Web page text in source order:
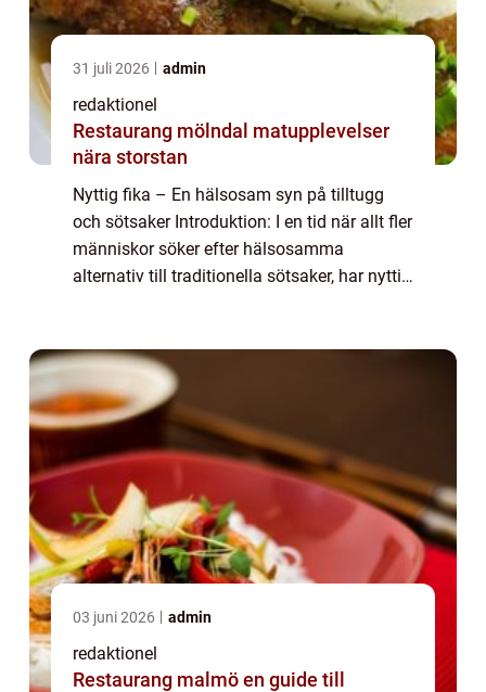
31 juli 2026 admin
redaktionel
Restaurang mölndal matupplevelser
nära storstan
Nyttig fika – En hälsosam syn på tilltugg
och sötsaker Introduktion: I en tid när allt fler
människor söker efter hälsosamma
alternativ till traditionella sötsaker, har nyttig
03 juni 2026 admin
redaktionel
Restaurang malmö en guide till